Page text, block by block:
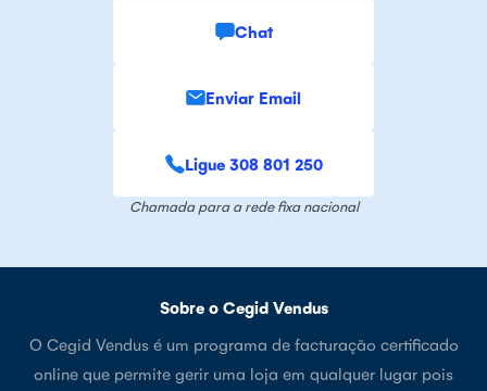
Chat
Enviar Email
Ligue 308 801 250
Chamada para a rede fixa nacional
Sobre o Cegid Vendus
O Cegid Vendus é um programa de facturação certificado
online que permite gerir uma loja em qualquer lugar pois